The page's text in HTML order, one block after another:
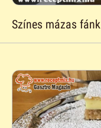
Színes mázas fánk